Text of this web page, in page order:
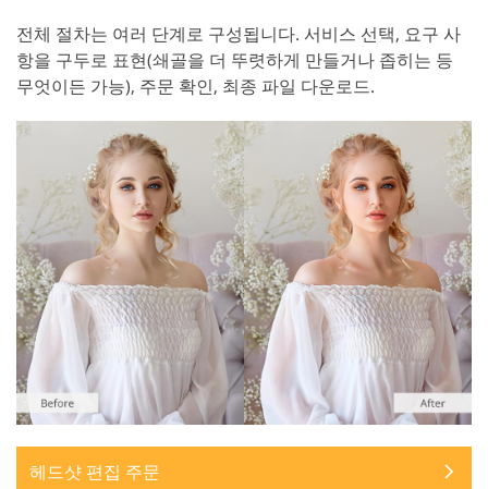
전체 절차는 여러 단계로 구성됩니다. 서비스 선택, 요구 사
항을 구두로 표현(쇄골을 더 뚜렷하게 만들거나 좁히는 등
무엇이든 가능), 주문 확인, 최종 파일 다운로드.
헤드샷 편집 주문